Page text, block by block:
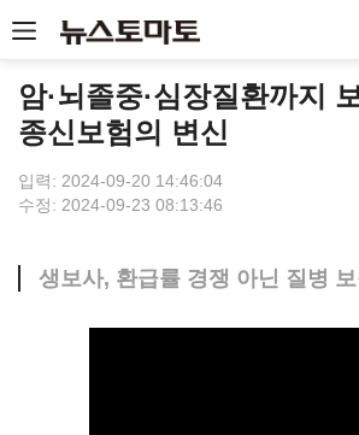
암·뇌졸중·심장질환까지
종신보험의 변신
입력: 2024-09-20 14:46:04
수정: 2024-09-23 08:13:46
생보사, 환급률 경쟁 아닌 질병